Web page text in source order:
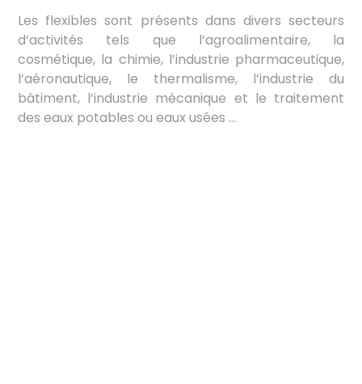
Les flexibles sont présents dans divers secteurs
d’activités tels que l’agroalimentaire, la
cosmétique, la chimie, l’industrie pharmaceutique,
l’aéronautique, le thermalisme, l’industrie du
bâtiment, l’industrie mécanique et le traitement
des eaux potables ou eaux usées …